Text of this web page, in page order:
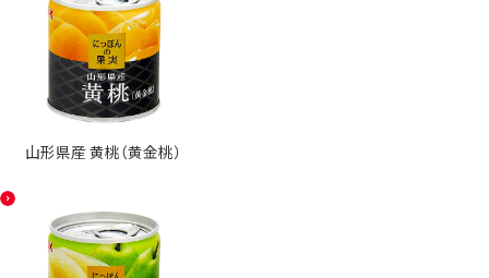
山形県産 黄桃（黄金桃）